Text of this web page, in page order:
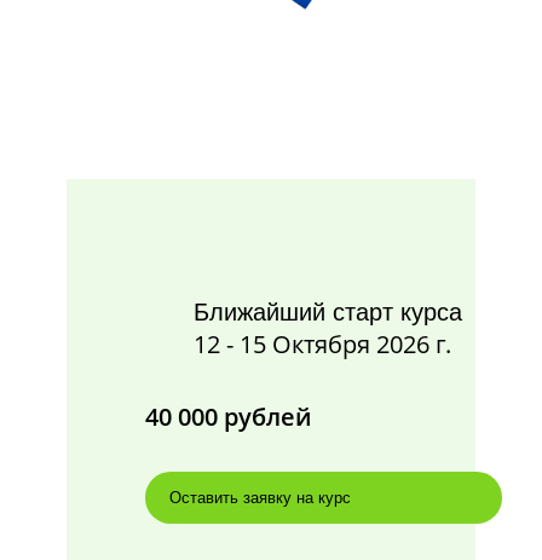
Ближайший старт курса
12 - 15 Октября 2026 г.
40 000 рублей
Оставить заявку на курс